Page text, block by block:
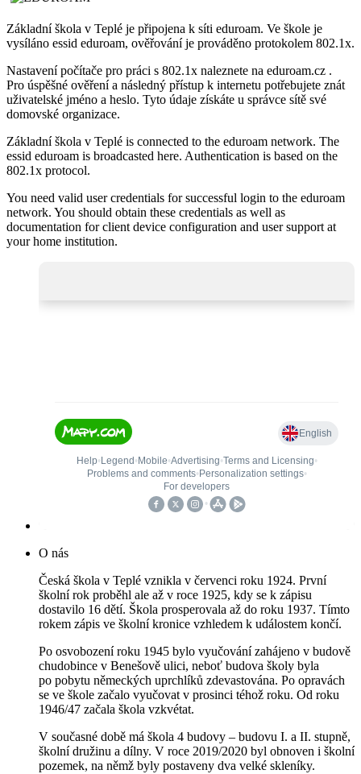
Základní škola v Teplé je připojena k síti eduroam. Ve škole je
vysíláno essid eduroam, ověřování je prováděno protokolem 802.1x.
Nastavení počítače pro práci s 802.1x naleznete na eduroam.cz .
Pro úspěšné ověření a následný přístup k internetu potřebujete znát
uživatelské jméno a heslo. Tyto údaje získáte u správce sítě své
domovské organizace.
Základní škola v Teplé is connected to the eduroam network. The
essid eduroam is broadcasted here. Authentication is based on the
802.1x protocol.
You need valid user credentials for successful login to the eduroam
network. You should obtain these credentials as well as
documentation for client device configuration and user support at
your home institution.
O nás
Česká škola v Teplé vznikla v červenci roku 1924. První
školní rok proběhl ale až v roce 1925, kdy se k zápisu
dostavilo 16 dětí. Škola prosperovala až do roku 1937. Tímto
rokem zápis ve školní kronice vzhledem k událostem končí.
Po osvobození roku 1945 bylo vyučování zahájeno v budově
chudobince v Benešově ulici, neboť budova školy byla
po pobytu německých uprchlíků zdevastována. Po opravách
se ve škole začalo vyučovat v prosinci téhož roku. Od roku
1946/47 začala škola vzkvétat.
V současné době má škola 4 budovy – budovu I. a II. stupně,
školní družinu a dílny. V roce 2019/2020 byl obnoven i školní
pozemek, na němž byly postaveny dva velké skleníky.